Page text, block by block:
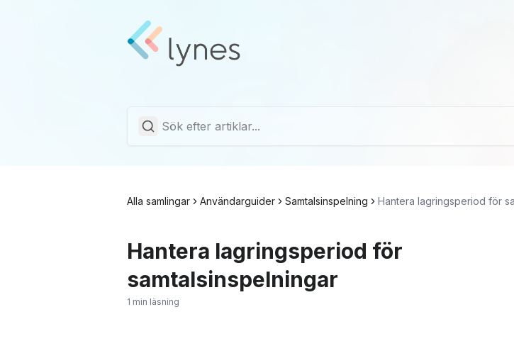
Alla samlingar Användarguider Samtalsinspelning Hantera lagringsperiod för
Hantera lagringsperiod för
samtalsinspelningar
1 min läsning